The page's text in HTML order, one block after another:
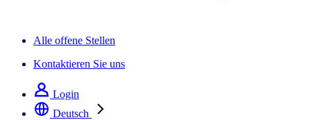
Alle offene Stellen
Kontaktieren Sie uns
Login
Deutsch